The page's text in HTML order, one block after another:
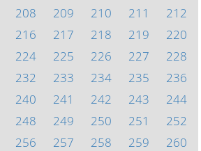
208 209 210 211
212
216 217 218 219
220
224 225 226 227
228
232 233 234 235
236
240 241 242 243
244
248 249 250 251
252
256 257 258 259
260